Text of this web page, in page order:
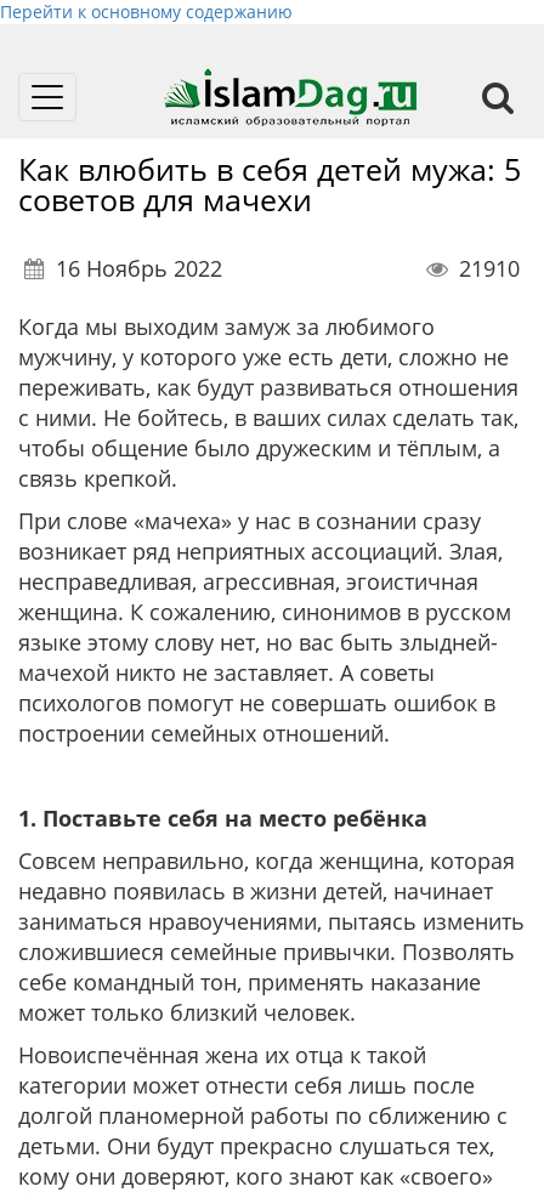
Перейти к основному содержанию
Toggle
Как влюбить в себя детей мужа: 5
советов для мачехи
16 Ноябрь 2022
21910
Когда мы выходим замуж за любимого
мужчину, у которого уже есть дети, сложно не
переживать, как будут развиваться отношения
с ними. Не бойтесь, в ваших силах сделать так,
чтобы общение было дружеским и тёплым, а
связь крепкой.
При слове «мачеха» у нас в сознании сразу
возникает ряд неприятных ассоциаций. Злая,
несправедливая, агрессивная, эгоистичная
женщина. К сожалению, синонимов в русском
языке этому слову нет, но вас быть злыдней-
мачехой никто не заставляет. А советы
психологов помогут не совершать ошибок в
построении семейных отношений.
1. Поставьте себя на место ребёнка
Совсем неправильно, когда женщина, которая
недавно появилась в жизни детей, начинает
заниматься нравоучениями, пытаясь изменить
сложившиеся семейные привычки. Позволять
себе командный тон, применять наказание
может только близкий человек.
Новоиспечённая жена их отца к такой
категории может отнести себя лишь после
долгой планомерной работы по сближению с
детьми. Они будут прекрасно слушаться тех,
кому они доверяют, кого знают как «своего»